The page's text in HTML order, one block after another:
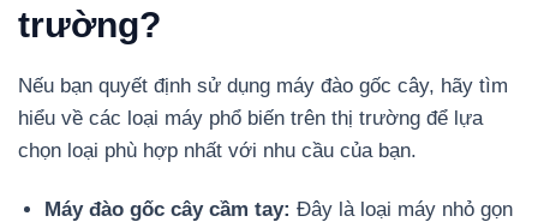
trường?
Nếu bạn quyết định sử dụng máy đào gốc cây, hãy tìm
hiểu về các loại máy phổ biến trên thị trường để lựa
chọn loại phù hợp nhất với nhu cầu của bạn.
Máy đào gốc cây cầm tay: Đây là loại máy nhỏ gọn